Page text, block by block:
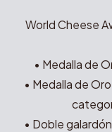
World Cheese
• Medalla de
• Medalla de
• Doble